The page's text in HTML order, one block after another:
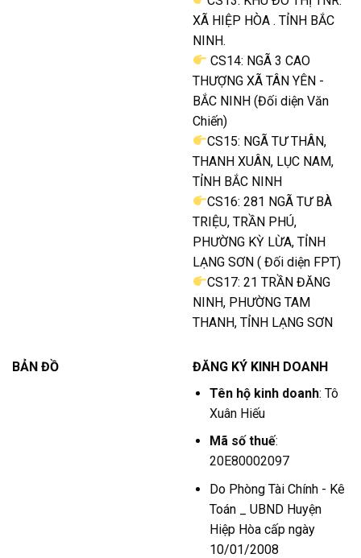
XÃ HIỆP HÒA . TỈNH BẮC
NINH.
CS14: NGÃ 3 CAO
THƯỢNG XÃ TÂN YÊN -
BẮC NINH (Đối diện Văn
Chiến)
CS15: NGÃ TƯ THÂN,
THANH XUÂN, LỤC NAM,
TỈNH BẮC NINH
CS16: 281 NGÃ TƯ BÀ
TRIỆU, TRẦN PHÚ,
PHƯỜNG KỲ LỪA, TỈNH
LẠNG SƠN ( Đối diện FPT)
CS17: 21 TRẦN ĐĂNG
NINH, PHƯỜNG TAM
THANH, TỈNH LẠNG SƠN
BẢN ĐỒ
ĐĂNG KÝ KINH DOANH
Tên hộ kinh doanh: Tô
Xuân Hiếu
Mã số thuế:
20E80002097
Do Phòng Tài Chính - Kê
Toán _ UBND Huyện
Hiệp Hòa cấp ngày
10/01/2008